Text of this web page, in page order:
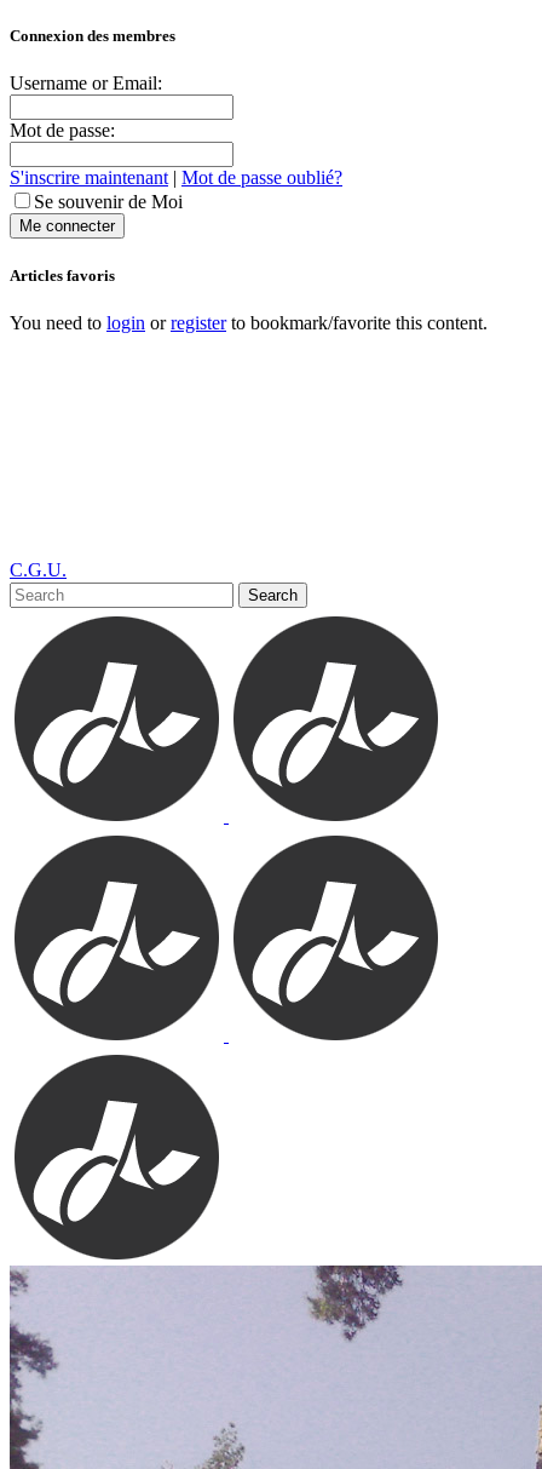
Connexion des membres
Username or Email:
Mot de passe:
S'inscrire maintenant | Mot de passe oublié?
Se souvenir de Moi
Articles favoris
You need to login orregisterto bookmark/favorite this content.
C.G.U.